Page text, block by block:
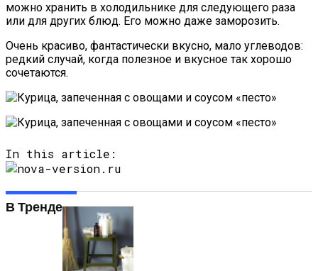
можно хранить в холодильнике для следующего раза
или для других блюд. Его можно даже заморозить.
Очень красиво, фантастически вкусно, мало углеводов:
редкий случай, когда полезное и вкусное так хорошо
сочетаются.
In this article:
В Тренде